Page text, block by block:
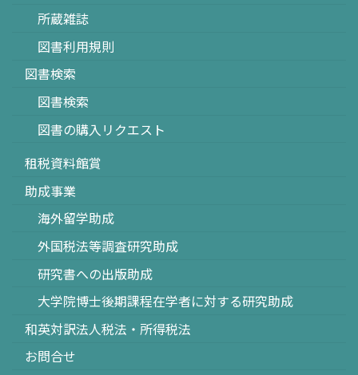
所蔵雑誌
図書利用規則
図書検索
図書検索
図書の購入リクエスト
租税資料館賞
助成事業
海外留学助成
外国税法等調査研究助成
研究書への出版助成
大学院博士後期課程在学者に対する研究助成
和英対訳法人税法・所得税法
お問合せ